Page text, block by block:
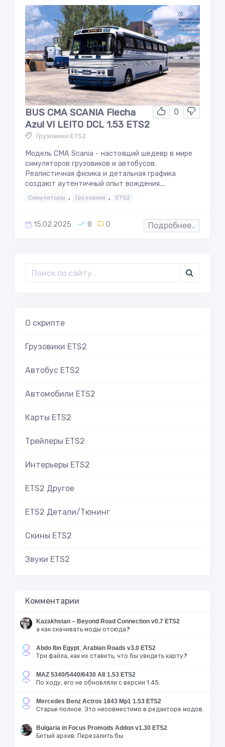
0
BUS CMA SCANIA Flecha
Azul VI LEITO DCL 1.53 ETS2
Грузовики ETS2
Модель CMA Scania - настоящий шедевр в мире
симуляторов грузовиков и автобусов.
Реалистичная физика и детальная графика
создают аутентичный опыт вождения....
Симуляторы , Грузовики , ETS2
15.02.2025 8 0 Подробнее..
О скрипте
Грузовики ETS2
Автобус ETS2
Автомобили ETS2
Карты ETS2
Трейлеры ETS2
Интерьеры ETS2
ETS2 Другое
ETS2 Детали/Тюнинг
Скины ETS2
Звуки ETS2
Комментарии
Kazakhstan – Beyond Road Connection v0.7 ETS2
а как скачивать моды отсюда?
Abdo Ibn Egypt_Arabian Roads v3.0 ETS2
Три файла, как их ставить, что бы увидеть карту?
MAZ 5340/5440/6430 A8 1.53 ETS2
По ходу, его не обновляли с версии 1.45.
Mercedes Benz Actros 1843 Mp1 1.53 ETS2
Старье полное. Это несовместимо в редакторе модов.
Bulgaria in Focus Promods Addon v1.30 ETS2
Битый архив. Перезалить бы.